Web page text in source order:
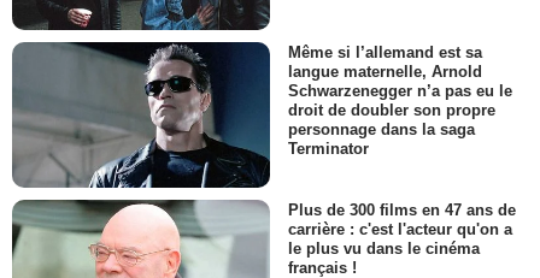
Même si l’allemand est sa
langue maternelle, Arnold
Schwarzenegger n’a pas eu le
droit de doubler son propre
personnage dans la saga
Terminator
Plus de 300 films en 47 ans de
carrière : c'est l'acteur qu'on a
le plus vu dans le cinéma
français !